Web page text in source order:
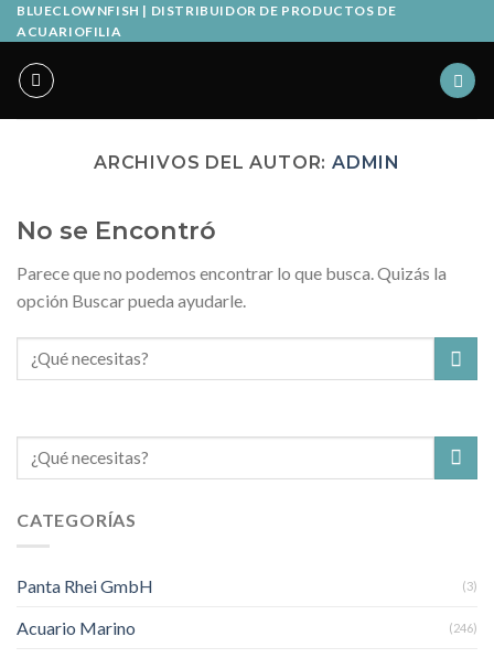
Skip
to
content
BLUECLOWNFISH | DISTRIBUIDOR DE PRODUCTOS DE
ACUARIOFILIA
ARCHIVOS DEL AUTOR: ADMIN
No se Encontró
Parece que no podemos encontrar lo que busca. Quizás la
opción Buscar pueda ayudarle.
Buscar
por:
CATEGORÍAS
Panta Rhei GmbH (3)
Acuario Marino (246)